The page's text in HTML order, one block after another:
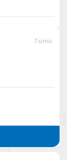
Tümü